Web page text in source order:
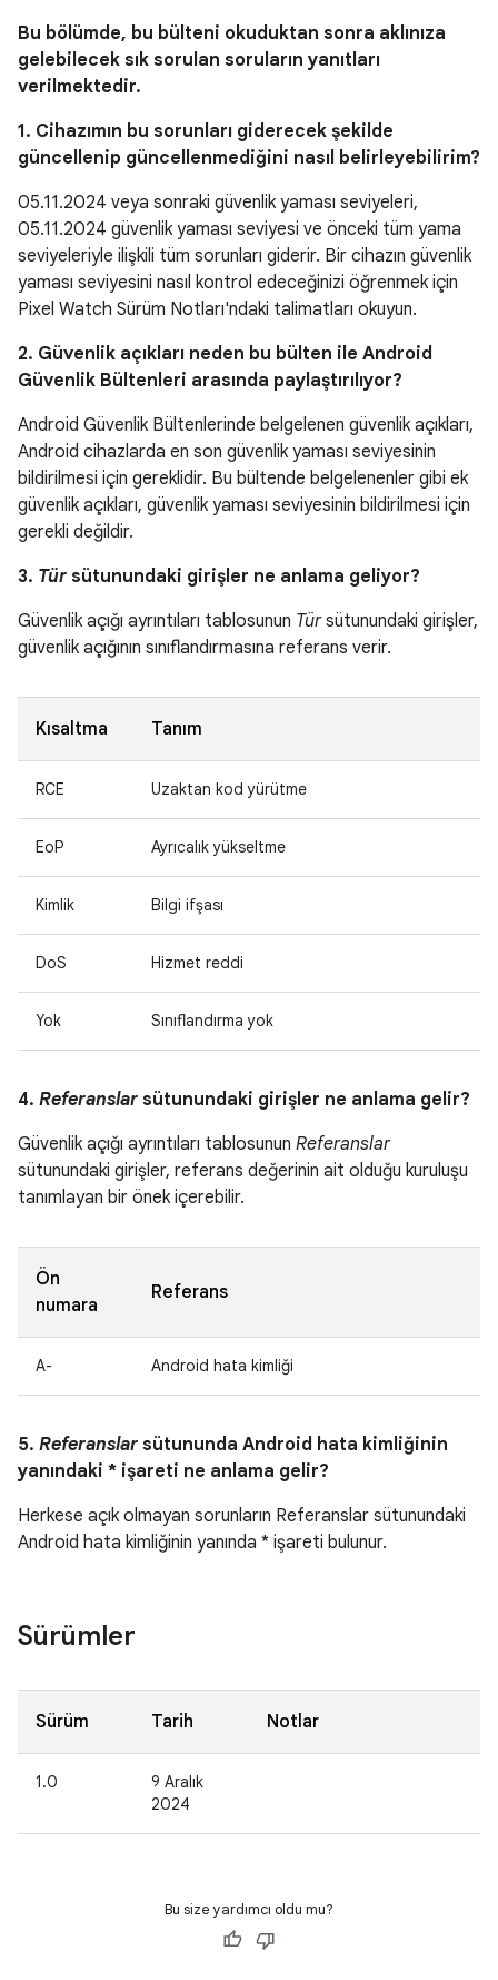
Bu bölümde, bu bülteni okuduktan sonra aklınıza
gelebilecek sık sorulan soruların yanıtları
verilmektedir.
1. Cihazımın bu sorunları giderecek şekilde
güncellenip güncellenmediğini nasıl belirleyebilirim?
05.11.2024 veya sonraki güvenlik yaması seviyeleri,
05.11.2024 güvenlik yaması seviyesi ve önceki tüm yama
seviyeleriyle ilişkili tüm sorunları giderir. Bir cihazın güvenlik
yaması seviyesini nasıl kontrol edeceğinizi öğrenmek için
Pixel Watch Sürüm Notları'ndaki talimatları okuyun.
2. Güvenlik açıkları neden bu bülten ile Android
Güvenlik Bültenleri arasında paylaştırılıyor?
Android Güvenlik Bültenlerinde belgelenen güvenlik açıkları,
Android cihazlarda en son güvenlik yaması seviyesinin
bildirilmesi için gereklidir. Bu bültende belgelenenler gibi ek
güvenlik açıkları, güvenlik yaması seviyesinin bildirilmesi için
gerekli değildir.
3. Tür sütunundaki girişler ne anlama geliyor?
Güvenlik açığı ayrıntıları tablosunun Türsütunundaki girişler,
güvenlik açığının sınıflandırmasına referans verir.
Kısaltma Tanım
RCE Uzaktan kod yürütme
EoP Ayrıcalık yükseltme
Kimlik Bilgi ifşası
DoS Hizmet reddi
Yok Sınıflandırma yok
4. Referanslar sütunundaki girişler ne anlama gelir?
Güvenlik açığı ayrıntıları tablosunun Referanslar
sütunundaki girişler, referans değerinin ait olduğu kuruluşu
tanımlayan bir önek içerebilir.
Ön
numara
Referans
A- Android hata kimliği
5. Referanslar sütununda Android hata kimliğinin
yanındaki * işareti ne anlama gelir?
Herkese açık olmayan sorunların Referanslar sütunundaki
Android hata kimliğinin yanında * işareti bulunur.
Sürümler
Sürüm Tarih Notlar
1.0
9 Aralık
2024
Bu size yardımcı oldu mu?